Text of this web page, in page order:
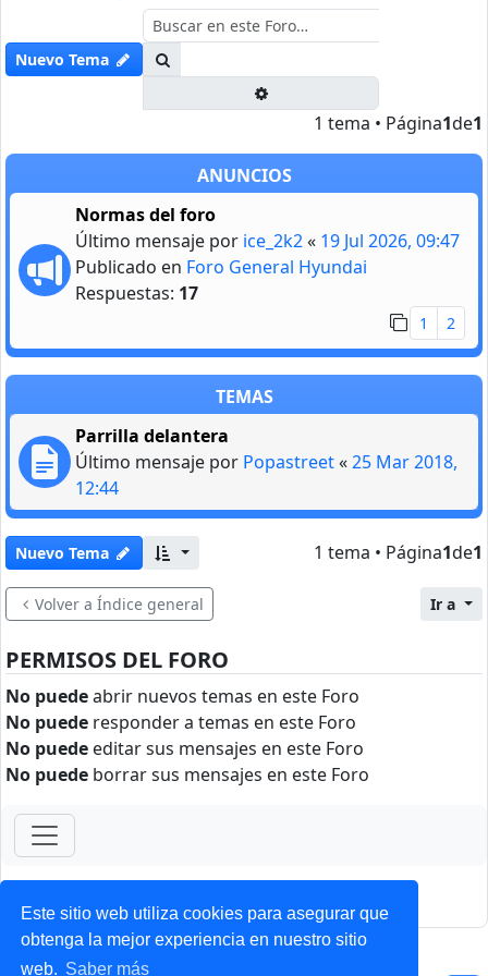
Este sitio web utiliza cookies para asegurar que
obtenga la mejor experiencia en nuestro sitio
web. Saber más
Nuevo Tema
1 tema • Página1de1
ANUNCIOS
Normas del foro
Último mensaje por ice_2k2« 19 Jul 2026, 09:47
Publicado en Foro General Hyundai
Respuestas: 17
1 2
TEMAS
Parrilla delantera
Último mensaje por Popastreet«25 Mar 2018,
12:44
Nuevo Tema 1 tema • Página1de1
Volver a Índice general Ir a
PERMISOS DEL FORO
No puedeabrir nuevos temas en este Foro
No puede responder a temas en este Foro
No puede editar sus mensajes en este Foro
No puede borrar sus mensajes en este Foro
ForoClub 2025
Privacidad| Condiciones